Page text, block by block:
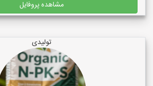
مشاهده پروفایل
تولیدی